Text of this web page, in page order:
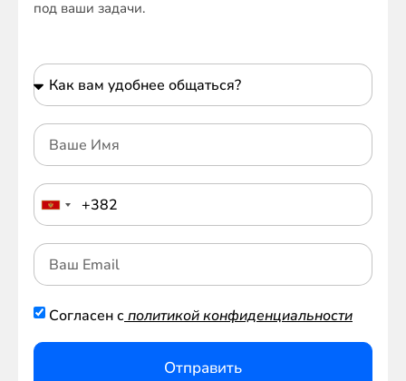
под ваши задачи.
Согласен с политикой конфиденциальности
Отправить